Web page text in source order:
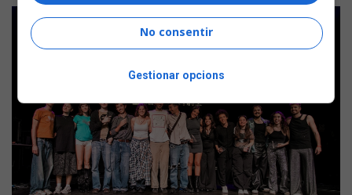
No consentir
Gestionar opcions